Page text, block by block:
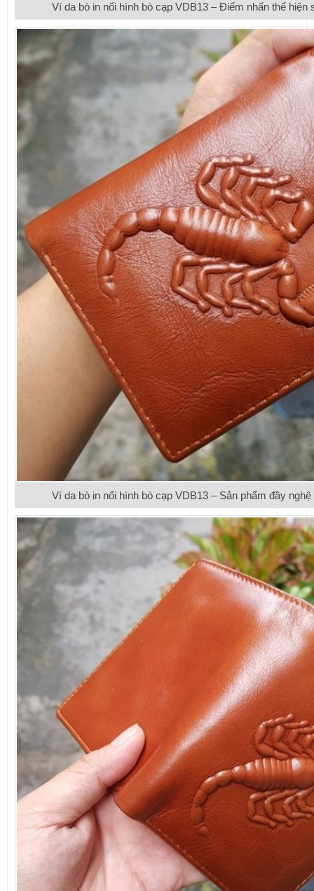
Ví da bò in nổi hình bò cạp VDB13 – Điểm nhấn thể hiện
Ví da bò in nổi hình bò cạp VDB13 – Sản phẩm đầy